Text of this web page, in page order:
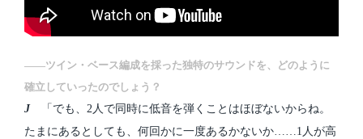
――ツイン・ベース編成を採った独特のサウンドを、どのように
確立していったのでしょう？
J「でも、2人で同時に低音を弾くことはほぼないからね。
たまにあるとしても、何回かに一度あるかないか……1人が高